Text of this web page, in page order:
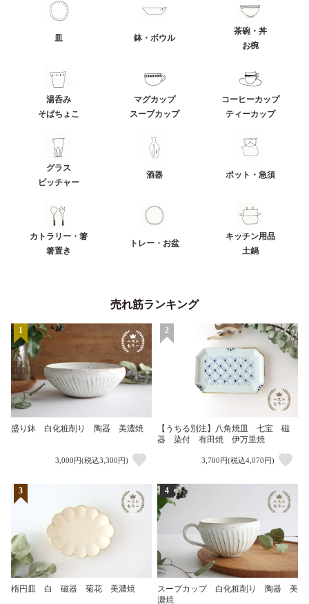
皿 鉢・ボウル
茶碗・丼
お椀
湯呑み
そばちょこ
マグカップ
スープカップ
コーヒーカップ
ティーカップ
グラス
ピッチャー
酒器 ポット・急須
カトラリー・箸
箸置き
トレー・お盆
キッチン用品
土鍋
売れ筋ランキング
1
盛り鉢 白化粧削り 陶器 美濃焼
3,000円(税込3,300円)
2
【うちる別注】八角焼皿 七宝 磁
器 染付 有田焼 伊万里焼
3,700円(税込4,070円)
3
楕円皿 白 磁器 菊花 美濃焼
4
スープカップ 白化粧削り 陶器 美
濃焼